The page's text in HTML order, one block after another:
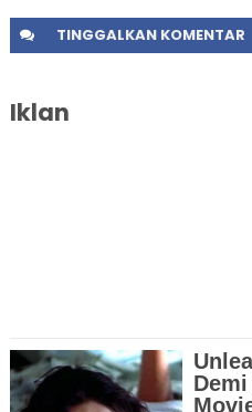
TINGGALKANKOMENTAR
Iklan